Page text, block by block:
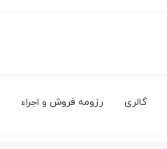
گالری رزومه فروش و اجراء